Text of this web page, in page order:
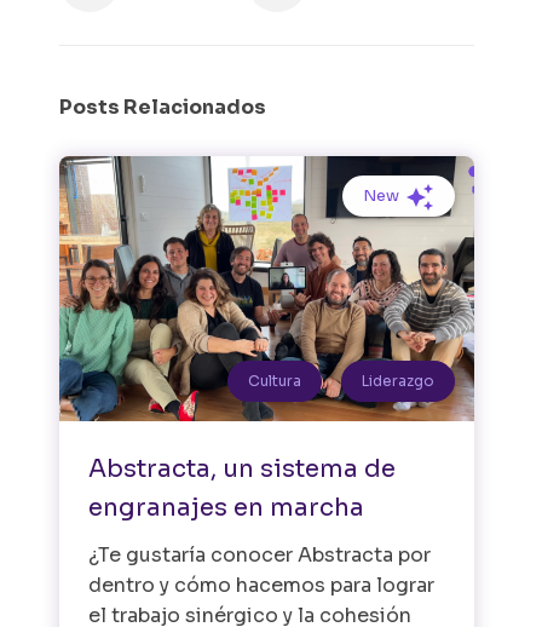
Posts Relacionados
New
Cultura Liderazgo
Abstracta, un sistema de
engranajes en marcha
¿Te gustaría conocer Abstracta por
dentro y cómo hacemos para lograr
el trabajo sinérgico y la cohesión